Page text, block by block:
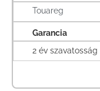
Touareg
Garancia
2 év szavatosság